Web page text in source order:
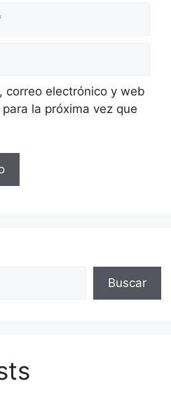
correo electrónico y web
la próxima vez que
Buscar